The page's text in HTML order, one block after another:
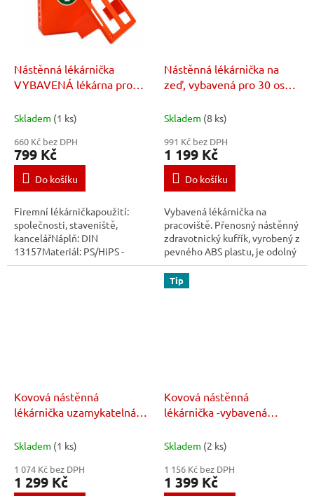
Nástěnná lékárnička
VYBAVENÁ lékárna pro
osob
Skladem (1 ks)
660 Kč bez DPH
799 Kč
Do košíku
Firemní lékárničkapoužití:
společnosti, staveniště,
kancelářNáplň: DIN
13157Materiál: PS/HiPS -
vysoce odolný, houževnatý
Nástěnná lékárnička na
zeď, vybavená pro 30 osob
DIN 13157
Skladem (8 ks)
991 Kč bez DPH
1 199 Kč
Do košíku
Vybavená lékárnička na
pracoviště. Přenosný nástěnný
zdravotnický kufřík, vyrobený z
pevného ABS plastu, je odolný
vůči nárazům. Lékárnička je
vybavená až pro 30 osob dle
normy...
Kovová nástěnná
lékárnička uzamykatelná-
Skladem (1 ks)
1 074 Kč bez DPH
1 299 Kč
Tip
Kovová nástěnná
lékárnička -vybavená
Skladem (2 ks)
1 156 Kč bez DPH
1 399 Kč